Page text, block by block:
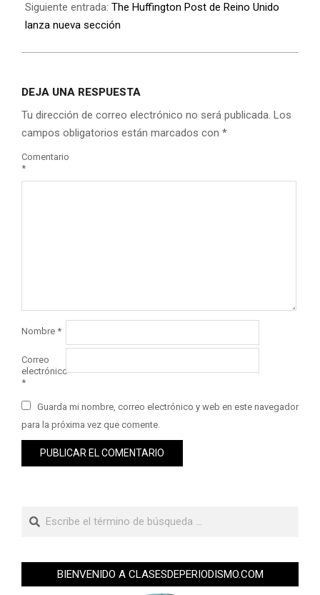
Siguiente entrada: The Huffington Post de Reino Unido
lanza nueva sección
DEJA UNA RESPUESTA
Tu dirección de correo electrónico no será publicada. Los
campos obligatorios están marcados con *
Comentario
*
Nombre *
Correo
electrónico
*
Guarda mi nombre, correo electrónico y web en este navegador
para la próxima vez que comente.
BIENVENIDO A CLASESDEPERIODISMO.COM